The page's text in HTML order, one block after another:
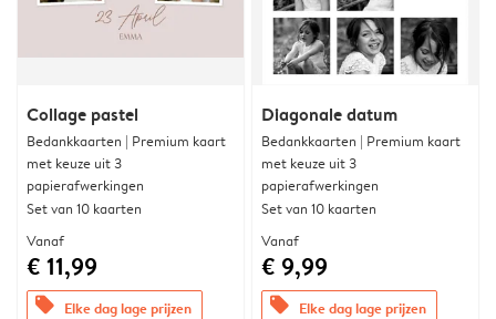
Collage pastel
Bedankkaarten | Premium kaart
met keuze uit 3
papierafwerkingen
Set van 10 kaarten
Vanaf
€ 11,99
offers Elke dag lage prijzen
Diagonale datum
Bedankkaarten | Premium kaart
met keuze uit 3
papierafwerkingen
Set van 10 kaarten
Vanaf
€ 9,99
offers Elke dag lage prijzen